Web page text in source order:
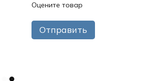
Оцените товар
Отправить